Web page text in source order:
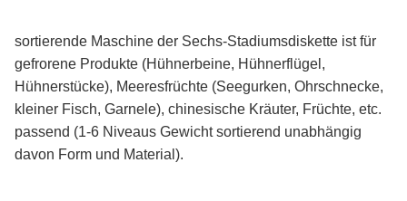
sortierende Maschine der Sechs-Stadiumsdiskette ist für
gefrorene Produkte (Hühnerbeine, Hühnerflügel,
Hühnerstücke), Meeresfrüchte (Seegurken, Ohrschnecke,
kleiner Fisch, Garnele), chinesische Kräuter, Früchte, etc.
passend (1-6 Niveaus Gewicht sortierend unabhängig
davon Form und Material).